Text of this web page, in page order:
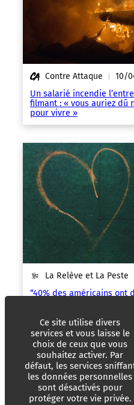
Contre Attaque | 10/
Un salarié incendie
filmant : « vous auriez dû
pour vivre »
La Relève et La Peste
“40% des américains ont
Ce site utilise divers
services et vous laisse le
choix de ceux que vous
souhaitez activer. Par
défaut, les services
les données personnelles
sont désactivés pour
protéger votre vie privée.